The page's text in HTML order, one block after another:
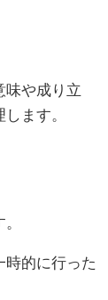
味や成り立
ます。
時的に行った